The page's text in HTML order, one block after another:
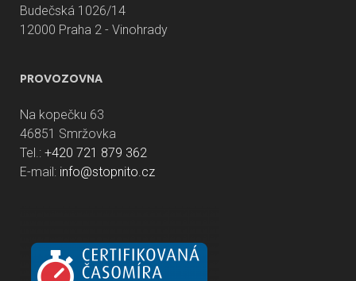
Budečská 1026/14
12000 Praha 2 - Vinohrady
PROVOZOVNA
Na kopečku 63
46851 Smržovka
Tel.: +420 721 879 362
E-mail: info@stopnito.cz